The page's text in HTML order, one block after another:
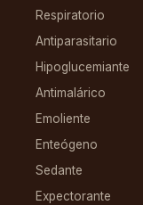
Respiratorio
Antiparasitario
Hipoglucemiante
Antimalárico
Emoliente
Enteógeno
Sedante
Expectorante